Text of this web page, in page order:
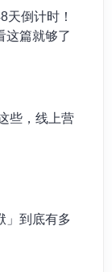
天倒计时！
这篇就够了
些，线上营
」到底有多